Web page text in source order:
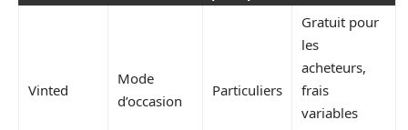
Vinted
Mode
d’occasion
Particuliers
Gratuit pour
les
acheteurs,
frais
variables